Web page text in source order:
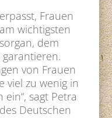
Frauen
wichtigsten
dem
von Frauen
viel zu wenig in
sagt Petra
Deutschen